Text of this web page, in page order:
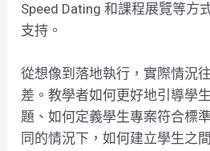
Speed Dating 和課程展覽等方
支持。
從想像到落地執行，實際情況
差。教學者如何更好地引導學
題、如何定義學生專案符合標
同的情況下，如何建立學生之